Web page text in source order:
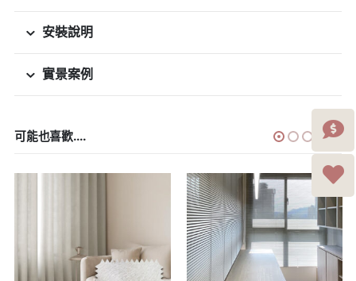
安裝說明
實景案例
可能也喜歡....